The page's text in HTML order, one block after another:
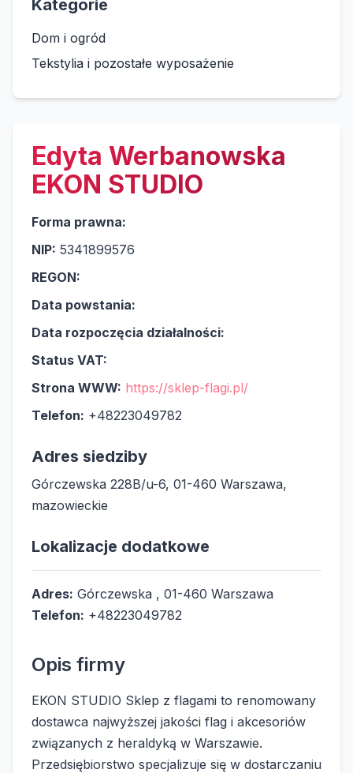
Kategorie
Dom i ogród
Tekstylia i pozostałe wyposażenie
Edyta Werbanowska
EKON STUDIO
Forma prawna:
NIP: 5341899576
REGON:
Data powstania:
Data rozpoczęcia działalności:
Status VAT:
Strona WWW: https://sklep-flagi.pl/
Telefon: +48223049782
Adres siedziby
Górczewska 228B/u-6, 01-460 Warszawa,
mazowieckie
Lokalizacje dodatkowe
Adres: Górczewska , 01-460 Warszawa
Telefon: +48223049782
Opis firmy
EKON STUDIO Sklep z flagami to renomowany
dostawca najwyższej jakości flag i akcesoriów
związanych z heraldyką w Warszawie.
Przedsiębiorstwo specjalizuje się w dostarczaniu